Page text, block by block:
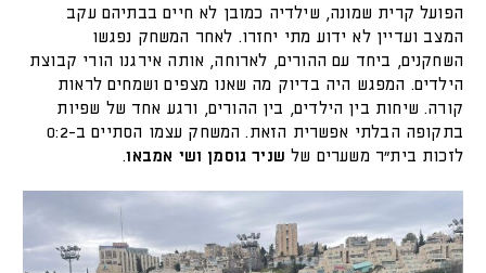
הפועל קרית שמונה, שילדיה כמובן לא חיים בבתיהם עקב
המצב ועדיין לא ידוע מתי יחזרו. לאחר המשחק נפגשו
השחקנים, ביחד עם ההורים, לארוחה, אותה אירגנו הורי קבוצת
הילדים. המפגש היה בדיוק מה שאנו מצפים ושמחים לראות
קורה. שיחות בין הילדים, בין ההורים, ורגע אחד של שפיות
בתקופה הבלתי אפשרית הזאת. המשחק עצמו הסתיים ב-0:2
לזכות בית"ר משערים של שניר גוסמן ושי אמבאו.